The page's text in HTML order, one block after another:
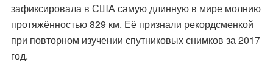
зафиксировала в США самую длинную в мире молнию
протяжённостью 829 км. Её признали рекордсменкой
при повторном изучении спутниковых снимков за 2017
год.